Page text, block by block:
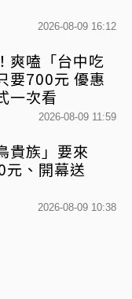
2026-08-09 16:12
爽嗑「台中吃
要700元 優惠
一次看
2026-08-09 11:59
貴族」要來
元、開幕送
2026-08-09 10:38